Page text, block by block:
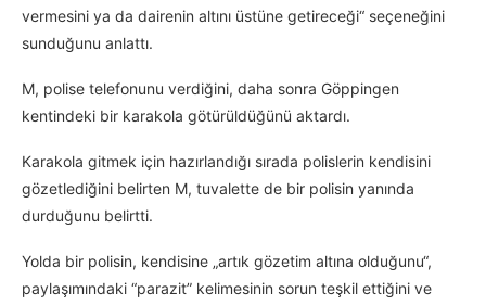
vermesini ya da dairenin altını üstüne getireceği“ seçeneğini
sunduğunu anlattı.
M, polise telefonunu verdiğini, daha sonra Göppingen
kentindeki bir karakola götürüldüğünü aktardı.
Karakola gitmek için hazırlandığı sırada polislerin kendisini
gözetlediğini belirten M, tuvalette de bir polisin yanında
durduğunu belirtti.
Yolda bir polisin, kendisine „artık gözetim altına olduğunu“,
paylaşımındaki “parazit” kelimesinin sorun teşkil ettiğini ve